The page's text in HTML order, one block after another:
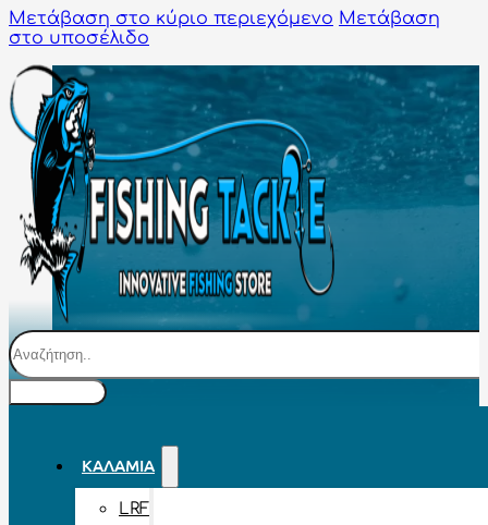
Μετάβαση στο κύριο περιεχόμενο Μετάβαση
στο υποσέλιδο
Αναζήτηση
ΚΑΛΆΜΙΑ
LRF